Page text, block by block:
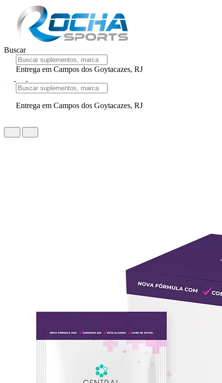
Buscar
Entrega em Campos dos Goytacazes, RJ
Entrega em Campos dos Goytacazes, RJ